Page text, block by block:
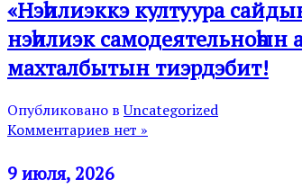
«Нэһилиэккэ култуура
нэһилиэк
махталбытын тиэрдэбит!
Опубликовано вUncategorized
Комментариев нет »
9 июля, 2026